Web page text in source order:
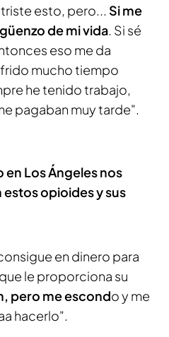
esto, pero... Si me
de mi vida. Si sé
eso me da
mucho tiempo
he tenido trabajo,
pagaban muy tarde".
en Los Ángeles nos
opioides y sus
en dinero para
le proporciona su
pero me escondo y me
hacerlo".